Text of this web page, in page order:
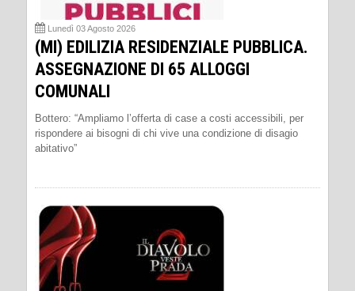
Lunedì 03 Agosto 2026
(MI) EDILIZIA RESIDENZIALE PUBBLICA.
ASSEGNAZIONE DI 65 ALLOGGI
COMUNALI
Bottero: “Ampliamo l’offerta di case a costi accessibili, per
rispondere ai bisogni di chi vive una condizione di disagio
abitativo”